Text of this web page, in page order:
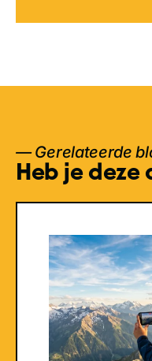
— Gerelateerde
Heb je deze